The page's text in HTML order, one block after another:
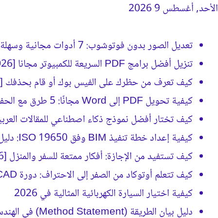
الأحد, أغسطس 9 2026
تعديل الصور بدون فوتوشوب: 7 أدوات مجانية وسهلة [2026]
تنزيل أفضل برامج PDF السريعة للكمبيوتر مجانا [2026]
كيف تعرف من حظرك على الفيس بوك أو قام بحذفك [2026]
كيفية تحويل PDF إلى Word مجانًا: 5 طرق مع الحفاظ على التنسيق
كيف تختار أفضل نموذج ذكاء اصطناعي للمقالات العربية؟
كيفية إعداد خطة تنفيذ BIM وفق ISO 19650: دليل BEP الشامل
كيف تستفيد من الإجازة: أفكار ممتعة للسفر والمنزل [2026]
كيف تتعلم أوتوكاد من الصفر إلى الاحتراف: دورة AutoCAD كاملة [2026]
كيفية اختيار السيارة الكهربائية المثالية في 2026
دليل بيان الطريقة (Method Statement) في الهندسة الإنشائية [2026]